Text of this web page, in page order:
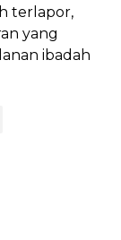
terlapor,
yang
ibadah